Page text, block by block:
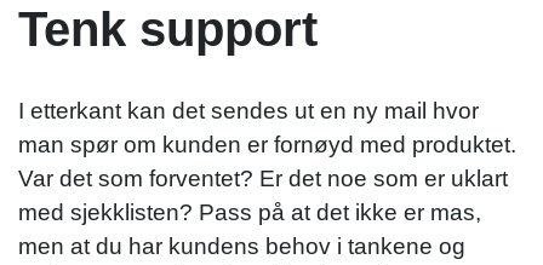
Tenk support
I etterkant kan det sendes ut en ny mail hvor
man spør om kunden er fornøyd med produktet.
Var det som forventet? Er det noe som er uklart
med sjekklisten? Pass på at det ikke er mas,
men at du har kundens behov i tankene og